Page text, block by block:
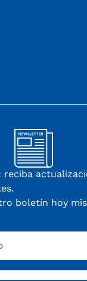
reciba
boletín hoy